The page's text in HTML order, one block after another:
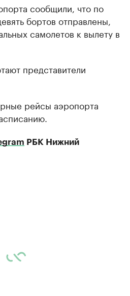
сообщили, что по
бортов отправлены,
самолетов к вылету в
представители
рейсы аэропорта
РБК Нижний